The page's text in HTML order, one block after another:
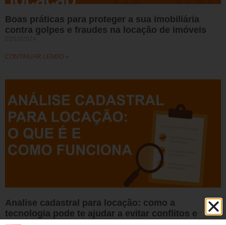
Boas práticas para proteger a sua imobiliária
contra golpes e fraudes na locação de imóveis
CONTINUAR LENDO »
Analise cadastral para locação: como a
tecnologia pode te ajudar a evitar conflitos e